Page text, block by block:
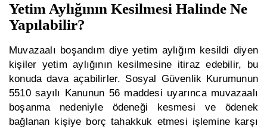
Yetim Aylığının Kesilmesi Halinde Ne
Yapılabilir?
Muvazaalı boşandım diye yetim aylığım kesildi diyen
kişiler yetim aylığının kesilmesine itiraz edebilir, bu
konuda dava açabilirler. Sosyal Güvenlik Kurumunun
5510 sayılı Kanunun 56 maddesi uyarınca muvazaalı
boşanma nedeniyle ödeneği kesmesi ve ödenek
bağlanan kişiye borç tahakkuk etmesi işlemine karşı